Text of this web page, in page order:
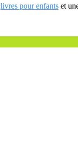
livres pour enfants et